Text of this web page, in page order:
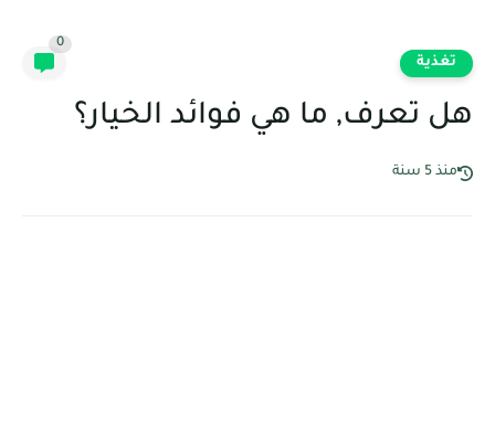
تغذية
0
هل تعرف, ما هي فوائد الخيار؟
منذ 5 سنة